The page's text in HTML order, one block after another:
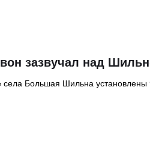
зазвучал над
села Большая Шильна установлены